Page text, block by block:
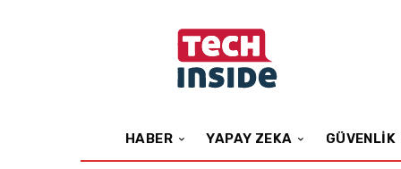
HABER YAPAY ZEKA GÜVENLIK